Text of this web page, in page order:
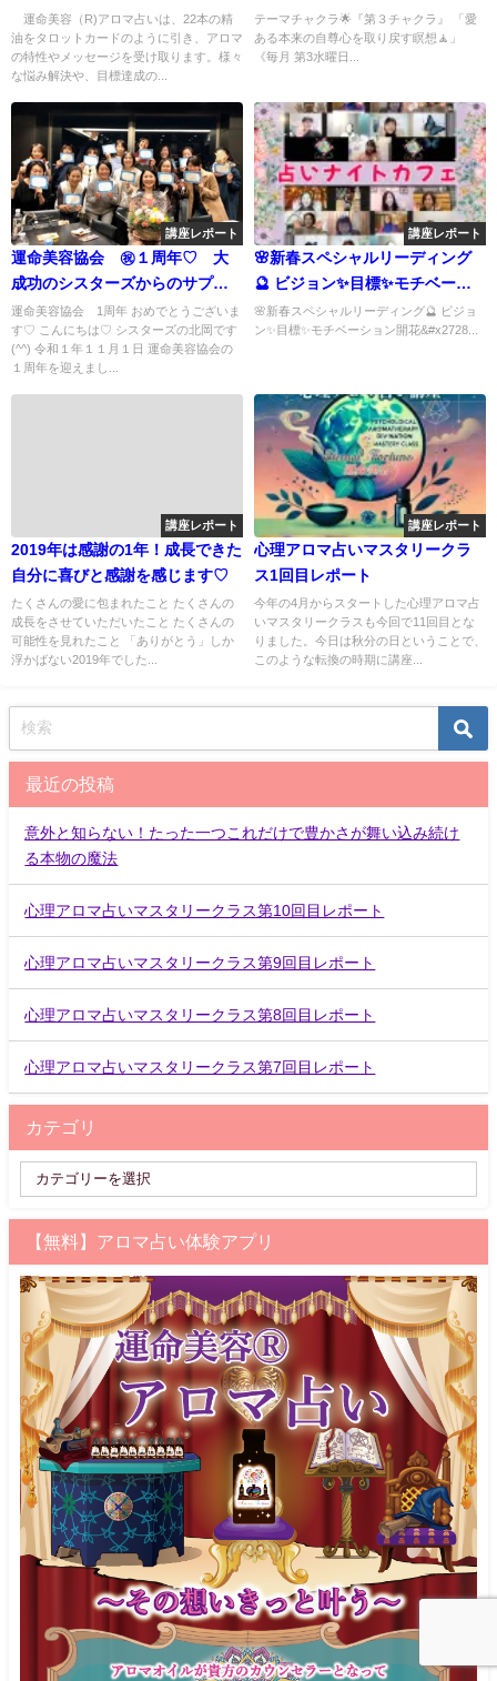
運命美容（R)アロマ占いは、22本の精
油をタロットカードのように引き、アロマ
の特性やメッセージを受け取ります。様々
な悩み解決や、目標達成の...
り戻す瞑想🧘‍」 《毎月 第3水曜
日🌼開催》 ⚜️運命美容家の
KANAE先生によるスペシャルレ
【🌈🧘‍トゥルーバランス瞑想
会】
テーマチャクラ🌟『第３チャクラ』 「愛
ある本来の自尊心を取り戻す瞑想🧘‍」
《毎月 第3水曜日...
講座レポート
運命美容協会 ㊗１周年♡ 大
成功のシスターズからのサプラ
イズ！！
運命美容協会 1周年 おめでとうございま
す♡ こんにちは♡ シスターズの北岡です
(^^) 令和１年１１月１日 運命美容協会の
１周年を迎えまし...
講座レポート
🌸新春スペシャルリーディング
🔮 ビジョン✨目標✨モチベーシ
ョン開花✨開運行動✨ インド占
星術の解説やコーチングなど盛
先生によるスペシャルレクチャ
ー🌟 🔮アロマ占い・タロット・
占星術 【占いナイトカフェ☕🔯
✨】
🌸新春スペシャルリーディング🔮 ビジョ
ン✨目標✨モチベーション開花&#x2728...
講座レポート
2019年は感謝の1年！成長できた
自分に喜びと感謝を感じます♡
たくさんの愛に包まれたこと たくさんの
成長をさせていただいたこと たくさんの
可能性を見れたこと 「ありがとう」しか
浮かばない2019年でした...
講座レポート
心理アロマ占いマスタリークラ
ス1回目レポート
今年の4月からスタートした心理アロマ占
いマスタリークラスも今回で11回目とな
りました。今日は秋分の日ということで、
このような転換の時期に講座...
最近の投稿
意外と知らない！たった一つこれだけで豊かさが舞い込み続け
る本物の魔法
心理アロマ占いマスタリークラス第10回目レポート
心理アロマ占いマスタリークラス第9回目レポート
心理アロマ占いマスタリークラス第8回目レポート
心理アロマ占いマスタリークラス第7回目レポート
カテゴリ
【無料】アロマ占い体験アプリ